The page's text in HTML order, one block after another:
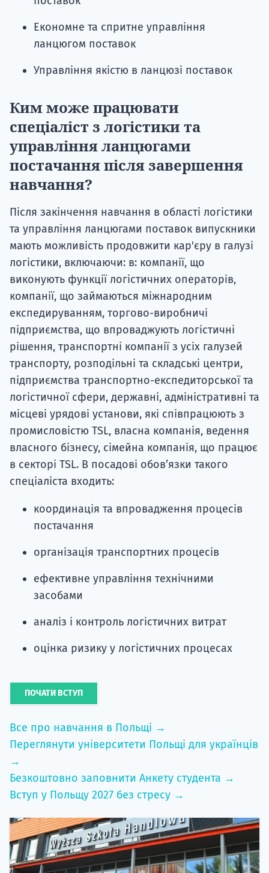
Економне та спритне управління
ланцюгом поставок
Управління якістю в ланцюзі поставок
Ким може працювати
спеціаліст з логістики та
управління ланцюгами
постачання після завершення
навчання?
Після закінчення навчання в області логістики
та управління ланцюгами поставок випускники
мають можливість продовжити кар'єру в галузі
логістики, включаючи: в: компанії, що
виконують функції логістичних операторів,
компанії, що займаються міжнародним
експедируванням, торгово-виробничі
підприємства, що впроваджують логістичні
рішення, транспортні компанії з усіх галузей
транспорту, розподільні та складські центри,
підприємства транспортно-експедиторської та
логістичної сфери, державні, адміністративні та
місцеві урядові установи, які співпрацюють з
промисловістю TSL, власна компанія, ведення
власного бізнесу, сімейна компанія, що працює
в секторі TSL. В посадові обов’язки такого
спеціаліста входить:
координація та впровадження процесів
постачання
організація транспортних процесів
ефективне управління технічними
засобами
аналіз і контроль логістичних витрат
оцінка ризику у логістичних процесах
ПОЧАТИ ВСТУП
Все про навчання в Польщі →
Переглянути університети Польщі для українців
→
Безкоштовно заповнити Анкету студента →
Вступ у Польщу 2027 без стресу →